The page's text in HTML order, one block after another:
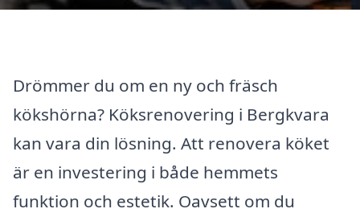
Drömmer du om en ny och fräsch
kökshörna? Köksrenovering i Bergkvara
kan vara din lösning. Att renovera köket
är en investering i både hemmets
funktion och estetik. Oavsett om du